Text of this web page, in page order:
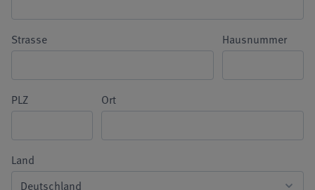
Strasse Hausnummer
PLZ Ort
Land